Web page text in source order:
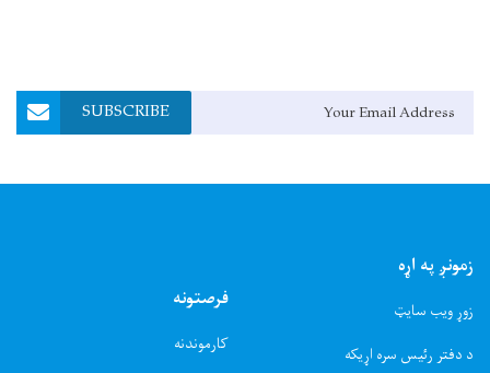
Email Address
SUBSCRIBE
زمونږ په اړه
زوړ ویب سایټ
د دفتر رئیس سره اړیکه
فرصتونه
کارموندنه